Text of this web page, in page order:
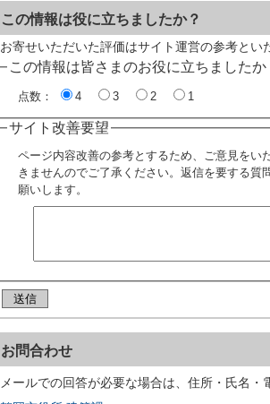
この情報は役に立ちましたか？
お寄せいただいた評価はサイト運営の参考とい
この情報は皆さまのお役に立ちました
点数： 4 3 2 1
サイト改善要望
ページ内容改善の参考とするため、ご意見をい
きませんのでご了承ください。返信を要する
願いします。
お問合わせ
メールでの回答が必要な場合は、住所・氏名・